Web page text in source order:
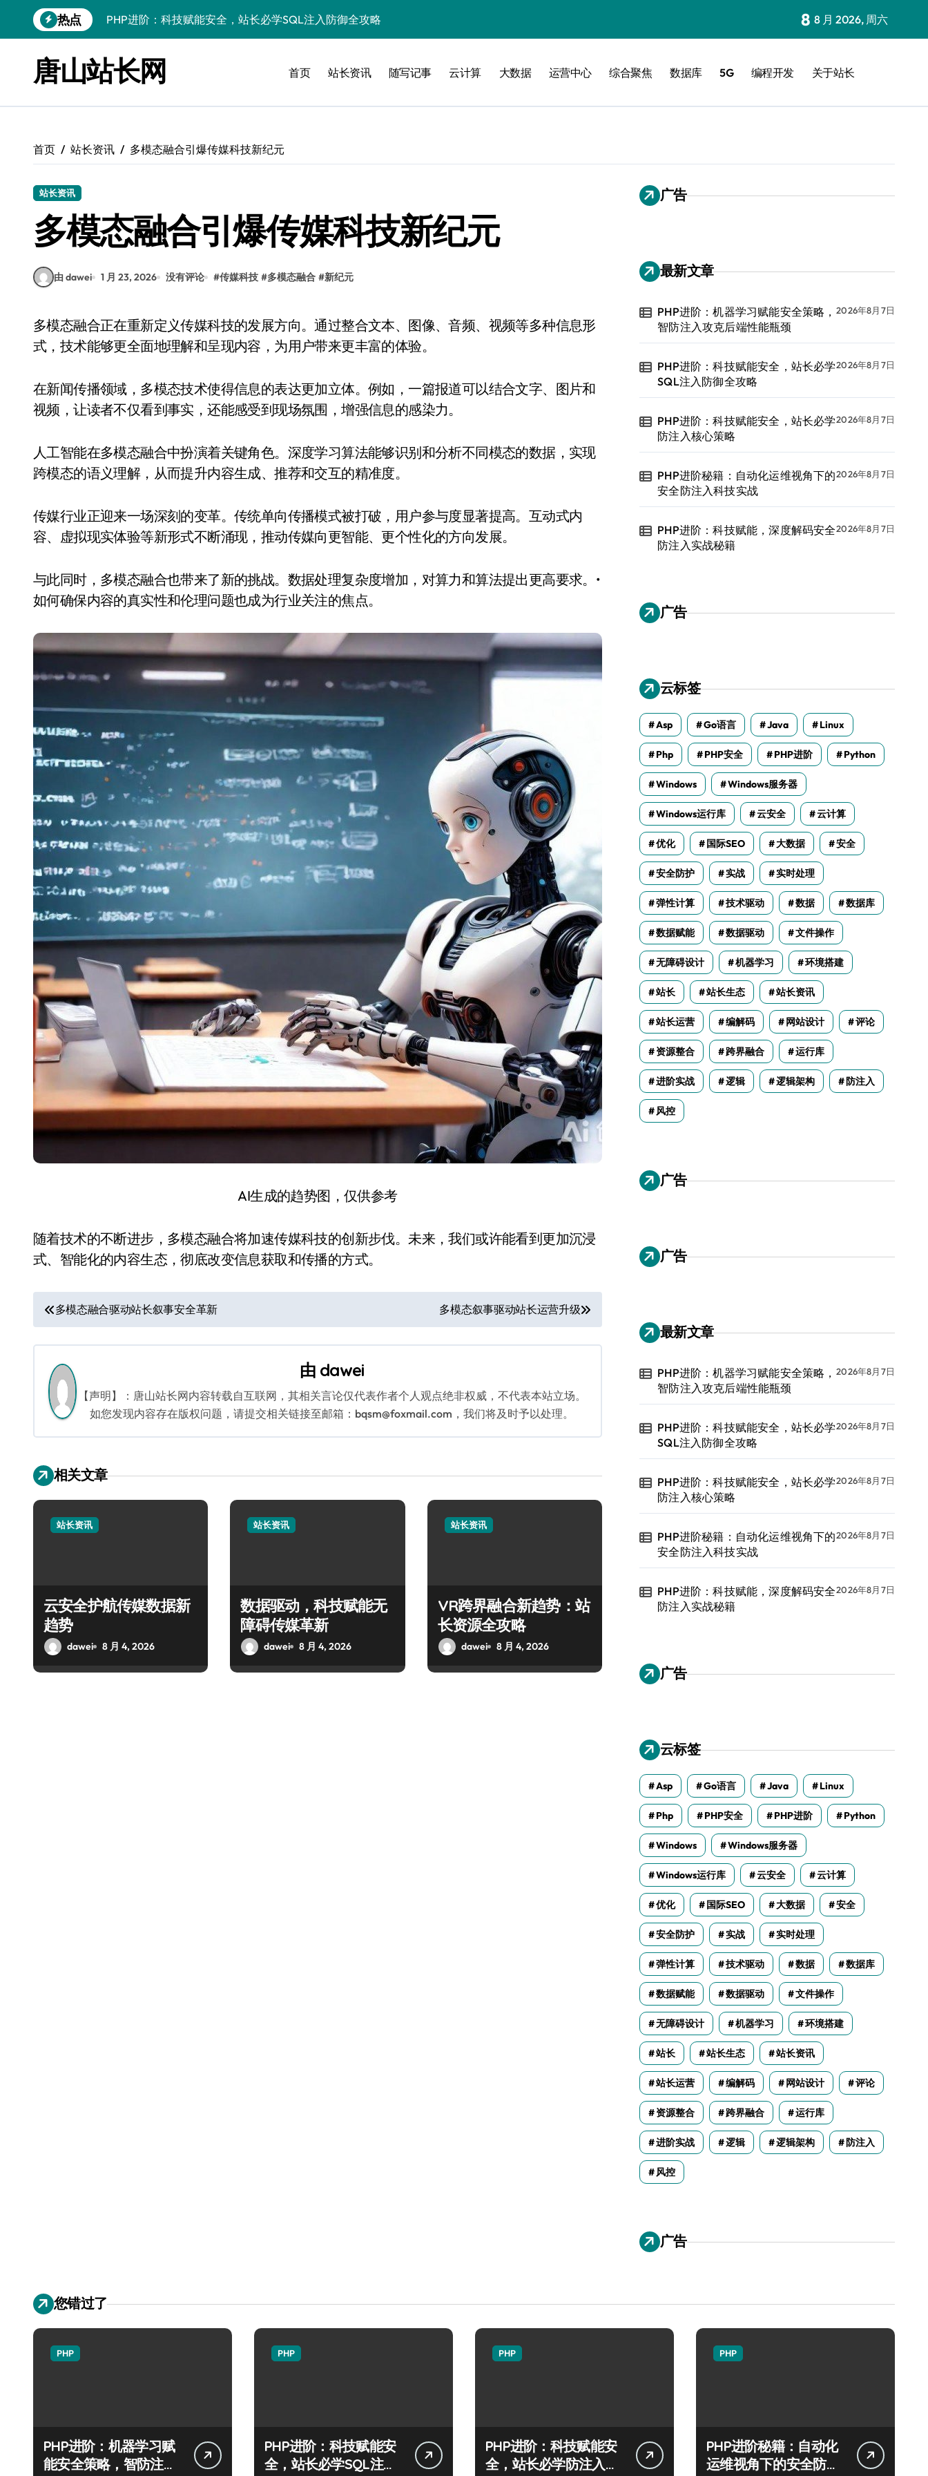
到
热点
PHP进阶：科技赋能安全，站长必学防注入核心策略
PHP进阶：科技赋能，深度解码安全防注入实战秘籍
云安全护航传媒数据新趋势
VR跨界融合新趋势：站长资源全攻略
云计算弹性架构：智能资源调配揭秘
PHP进阶：机器学习赋能安全策略，智防注入攻克后端性能瓶颈
8 8 月 2026, 周六
唐山站长网 首页 站长资讯 随写记事 云计算 大数据 运营中心 综合聚焦 数据库 5G 编程开发 关于站长
首页 站长资讯 多模态融合引爆传媒科技新纪元
站长资讯
多模态融合引爆传媒科技新纪元
由 dawei 1 月 23, 2026 没有评论 #传媒科技 #多模态融合 #新纪元
多模态融合正在重新定义传媒科技的发展方向。通过整合文本、图像、音频、视频等多种信息形
式，技术能够更全面地理解和呈现内容，为用户带来更丰富的体验。
在新闻传播领域，多模态技术使得信息的表达更加立体。例如，一篇报道可以结合文字、图片和
视频，让读者不仅看到事实，还能感受到现场氛围，增强信息的感染力。
人工智能在多模态融合中扮演着关键角色。深度学习算法能够识别和分析不同模态的数据，实现
跨模态的语义理解，从而提升内容生成、推荐和交互的精准度。
传媒行业正迎来一场深刻的变革。传统单向传播模式被打破，用户参与度显著提高。互动式内
容、虚拟现实体验等新形式不断涌现，推动传媒向更智能、更个性化的方向发展。
与此同时，多模态融合也带来了新的挑战。数据处理复杂度增加，对算力和算法提出更高要求。•
如何确保内容的真实性和伦理问题也成为行业关注的焦点。
AI生成的趋势图，仅供参考
随着技术的不断进步，多模态融合将加速传媒科技的创新步伐。未来，我们或许能看到更加沉浸
式、智能化的内容生态，彻底改变信息获取和传播的方式。
文
章
导
航
多模态融合驱动站长叙事安全革新 多模态叙事驱动站长运营升级
由 dawei
【声明】：唐山站长网内容转载自互联网，其相关言论仅代表作者个人观点绝非权威，不代表本站立场。
如您发现内容存在版权问题，请提交相关链接至邮箱：bqsm@foxmail.com，我们将及时予以处理。
相关文章
站长资讯
云安全护航传媒数据新
趋势
dawei 8 月 4, 2026
站长资讯
数据驱动，科技赋能无
障碍传媒革新
dawei 8 月 4, 2026
站长资讯
VR跨界融合新趋势：站
长资源全攻略
dawei 8 月 4, 2026
广告
最新文章
PHP进阶：机器学习赋能安全策略，
智防注入攻克后端性能瓶颈
2026年8月7日
PHP进阶：科技赋能安全，站长必学
SQL注入防御全攻略
2026年8月7日
PHP进阶：科技赋能安全，站长必学
防注入核心策略
2026年8月7日
PHP进阶秘籍：自动化运维视角下的
安全防注入科技实战
2026年8月7日
PHP进阶：科技赋能，深度解码安全
防注入实战秘籍
2026年8月7日
广告
云标签
Asp Go语言 Java Linux
Php PHP安全 PHP进阶 Python
Windows Windows服务器
Windows运行库 云安全 云计算
优化 国际SEO 大数据 安全
安全防护 实战 实时处理
弹性计算 技术驱动 数据 数据库
数据赋能 数据驱动 文件操作
无障碍设计 机器学习 环境搭建
站长 站长生态 站长资讯
站长运营 编解码 网站设计 评论
资源整合 跨界融合 运行库
进阶实战 逻辑 逻辑架构 防注入
风控
广告
广告
最新文章
PHP进阶：机器学习赋能安全策略，
智防注入攻克后端性能瓶颈
2026年8月7日
PHP进阶：科技赋能安全，站长必学
SQL注入防御全攻略
2026年8月7日
PHP进阶：科技赋能安全，站长必学
防注入核心策略
2026年8月7日
PHP进阶秘籍：自动化运维视角下的
安全防注入科技实战
2026年8月7日
PHP进阶：科技赋能，深度解码安全
防注入实战秘籍
2026年8月7日
广告
云标签
Asp Go语言 Java Linux
Php PHP安全 PHP进阶 Python
Windows Windows服务器
Windows运行库 云安全 云计算
优化 国际SEO 大数据 安全
安全防护 实战 实时处理
弹性计算 技术驱动 数据 数据库
数据赋能 数据驱动 文件操作
无障碍设计 机器学习 环境搭建
站长 站长生态 站长资讯
站长运营 编解码 网站设计 评论
资源整合 跨界融合 运行库
进阶实战 逻辑 逻辑架构 防注入
风控
广告
您错过了
PHP
PHP进阶：机器学习赋
能安全策略，智防注入
PHP
PHP进阶：科技赋能安
全，站长必学SQL注入
PHP
PHP进阶：科技赋能安
全，站长必学防注入核
PHP
PHP进阶秘籍：自动化
运维视角下的安全防注